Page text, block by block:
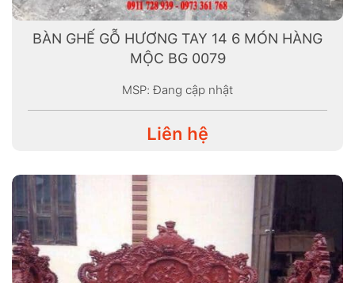
BÀN GHẾ GỖ HƯƠNG TAY 14 6 MÓN HÀNG
MỘC BG 0079
MSP: Đang cập nhật
Liên hệ